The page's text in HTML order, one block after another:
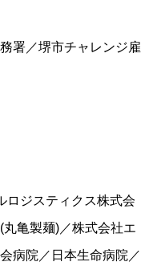
署／堺市チャレンジ雇
ロジスティクス株式会
亀製麺)／株式会社エ
病院／日本生命病院／